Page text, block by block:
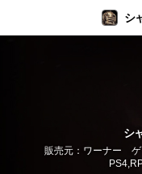
シ
シ
販売元：ワーナー ゲ